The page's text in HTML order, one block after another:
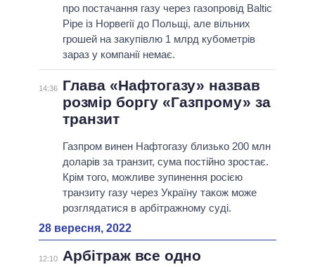
про постачання газу через газопровід Baltic
Pipe із Норвегії до Польщі, але вільних
грошей на закупівлю 1 млрд кубометрів
зараз у компанії немає.
14:36
Глава «Нафтогазу» назвав
розмір боргу «Газпрому» за
транзит
Газпром винен Нафтогазу близько 200 млн
доларів за транзит, сума постійно зростає.
Крім того, можливе зупинення росією
транзиту газу через Україну також може
розглядатися в арбітражному суді.
28 вересня, 2022
12:10
Арбітраж все одно